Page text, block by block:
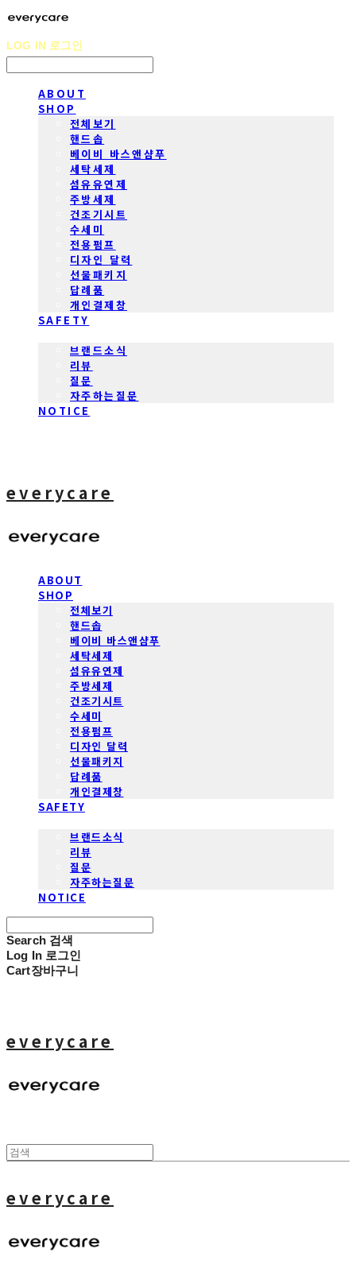
LOG IN 로그인
ABOUT
SHOP
전체보기
핸드솝
베이비 바스앤샴푸
세탁세제
섬유유연제
주방세제
건조기시트
수세미
전용펌프
디자인 달력
선물패키지
답례품
개인결제창
SAFETY
브랜드소식
리뷰
질문
자주하는질문
NOTICE
everycare
ABOUT
SHOP
전체보기
핸드솝
베이비 바스앤샴푸
세탁세제
섬유유연제
주방세제
건조기시트
수세미
전용펌프
디자인 달력
선물패키지
답례품
개인결제창
SAFETY
브랜드소식
리뷰
질문
자주하는질문
NOTICE
Search 검색
Log In 로그인
Cart장바구니
everycare
everycare